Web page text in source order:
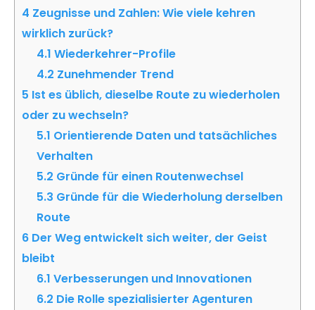
4 Zeugnisse und Zahlen: Wie viele kehren
wirklich zurück?
4.1 Wiederkehrer-Profile
4.2 Zunehmender Trend
5 Ist es üblich, dieselbe Route zu wiederholen
oder zu wechseln?
5.1 Orientierende Daten und tatsächliches
Verhalten
5.2 Gründe für einen Routenwechsel
5.3 Gründe für die Wiederholung derselben
Route
6 Der Weg entwickelt sich weiter, der Geist
bleibt
6.1 Verbesserungen und Innovationen
6.2 Die Rolle spezialisierter Agenturen